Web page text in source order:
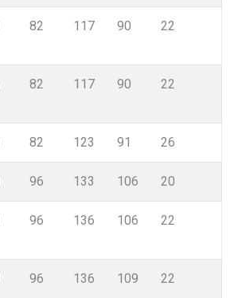
82 117 90 22
82 117 90 22
82 123 91 26
96 133 106 20
96 136 106 22
96 136 109 22